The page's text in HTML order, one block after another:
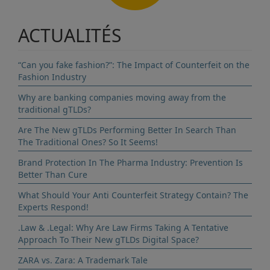
ACTUALITÉS
“Can you fake fashion?”: The Impact of Counterfeit on the
Fashion Industry
Why are banking companies moving away from the
traditional gTLDs?
Are The New gTLDs Performing Better In Search Than
The Traditional Ones? So It Seems!
Brand Protection In The Pharma Industry: Prevention Is
Better Than Cure
What Should Your Anti Counterfeit Strategy Contain? The
Experts Respond!
.Law & .Legal: Why Are Law Firms Taking A Tentative
Approach To Their New gTLDs Digital Space?
ZARA vs. Zara: A Trademark Tale